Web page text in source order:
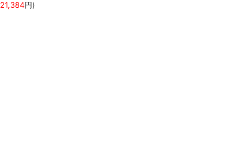
21,384円)